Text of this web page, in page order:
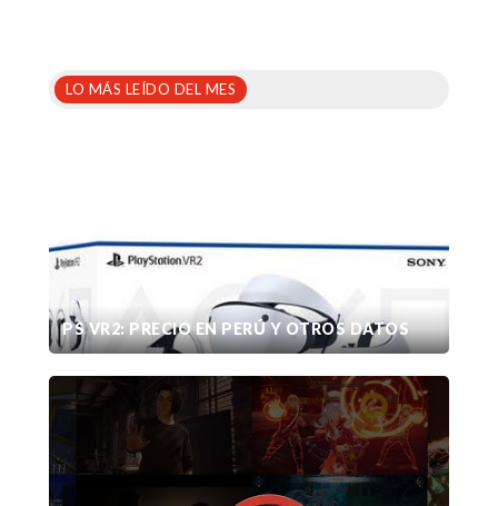
LO MÁS LEÍDO DEL MES
PS VR2: PRECIO EN PERÚ Y OTROS DATOS